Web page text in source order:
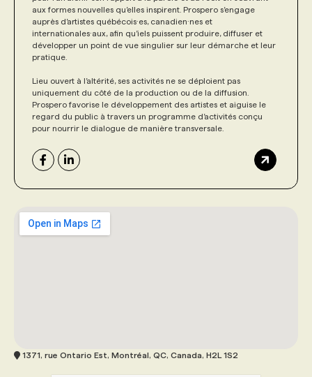
aux formes nouvelles qu’elles inspirent. Prospero s’engage
auprès d’artistes québécois·es, canadien·nes et
internationales·aux, afin qu’iels puissent produire, diffuser et
développer un point de vue singulier sur leur démarche et leur
pratique.
Lieu ouvert à l’altérité, ses activités ne se déploient pas
uniquement du côté de la production ou de la diffusion.
Prospero favorise le développement des artistes et aiguise le
regard du public à travers un programme d’activités conçu
pour nourrir le dialogue de manière transversale.
1371, rue Ontario Est, Montréal, QC, Canada, H2L 1S2